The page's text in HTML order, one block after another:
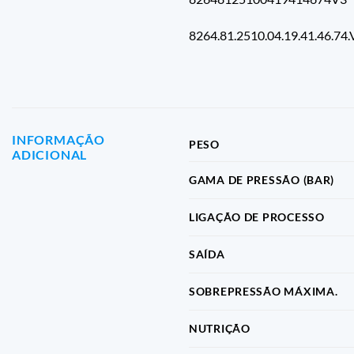
INFORMAÇÃO
ADICIONAL
PESO
GAMA DE PRESSÃO (BAR)
LIGAÇÃO DE PROCESSO
SAÍDA
SOBREPRESSÃO MÁXIMA.
NUTRIÇÃO